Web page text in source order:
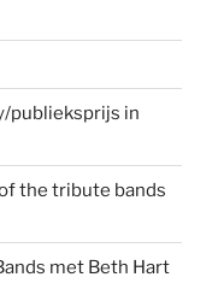
publieksprijs in
the tribute bands
met Beth Hart